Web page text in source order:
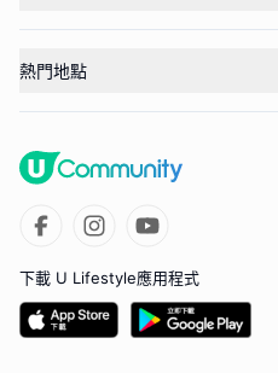
熱門地點
下載 U Lifestyle應用程式